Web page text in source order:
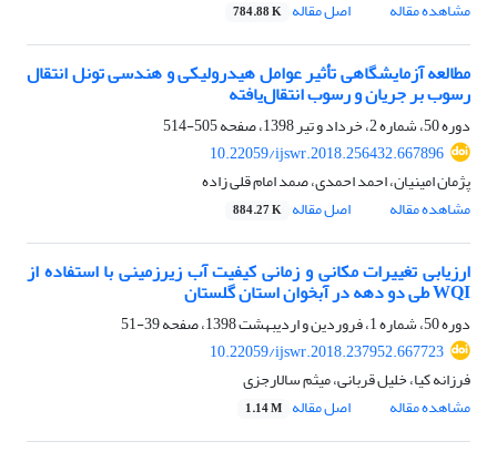
مشاهده مقاله اصل مقاله 784.88 K
مطالعه آزمایشگاهی تأثیر عوامل هیدرولیکی و هندسی تونل انتقال
رسوب بر جریان و رسوب انتقال‌یافته
دوره 50، شماره 2، خرداد و تیر 1398، صفحه
505-514
10.22059/ijswr.2018.256432.667896
پژمان امینیان، احمد احمدی، صمد امام قلی زاده
مشاهده مقاله
اصل مقاله 884.27 K
ارزیابی تغییرات مکانی و زمانی کیفیت آب زیرزمینی با استفاده از
WQI طی دو دهه در آبخوان استان گلستان
دوره 50، شماره 1، فروردین و اردیبهشت 1398، صفحه
39-51
10.22059/ijswr.2018.237952.667723
فرزانه کیا، خلیل قربانی، میثم سالارجزی
مشاهده مقاله
اصل مقاله 1.14 M